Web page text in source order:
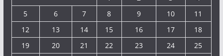
5
6 7 8 9 10
11
12
13 14 15 16 17
18
19
20 21 22 23 24
25